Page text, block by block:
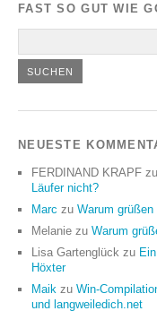
FAST SO GUT WIE
NEUESTE
FERDINAND KRAPF zu
Läufer nicht?
Marc zu Warum
Melanie zu Warum
Lisa Gartenglück zu
Höxter
Maik zu Win-
und langweiledich.net